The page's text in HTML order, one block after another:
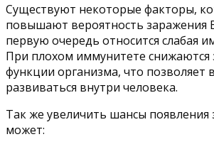
Существуют некоторые факторы,
повышают вероятность заражения
первую очередь относится слабая
При плохом иммунитете
функции организма, что позволяет
развиваться внутри человека.
Так же увеличить шансы появления
может: